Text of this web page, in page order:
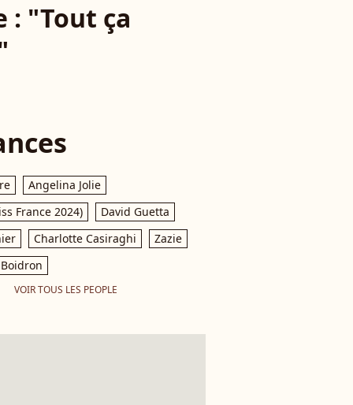
: "Tout ça
Angelina Jolie
France 2024)
David Guetta
Charlotte Casiraghi
Zazie
VOIR TOUS LES PEOPLE